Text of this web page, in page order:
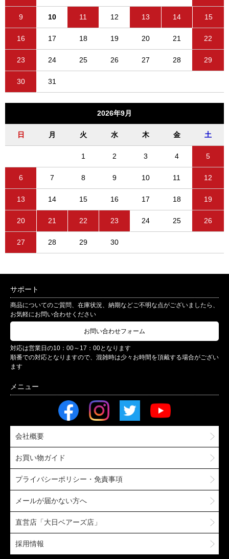
9 10 11 12 13 14 15
16 17 18 19 20 21 22
23 24 25 26 27 28 29
30 31
2026年9月
日 月 火 水 木 金 土
1 2 3 4 5
6 7 8 9 10 11 12
13 14 15 16 17 18 19
20 21 22 23 24 25 26
27 28 29 30
サポート
商品についてのご質問、在庫状況、納期などご不明な点がございましたら、
お気軽にお問い合わせください
お問い合わせフォーム
対応は営業日の10：00～17：00となります
順番での対応となりますので、混雑時は少々お時間を頂戴する場合がござい
ます
会社概要
お買い物ガイド
プライバシーポリシー・免責事項
メールが届かない方へ
直営店「大日ベアーズ店」
採用情報